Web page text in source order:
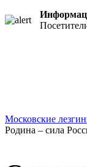
Московские
Родина – сила